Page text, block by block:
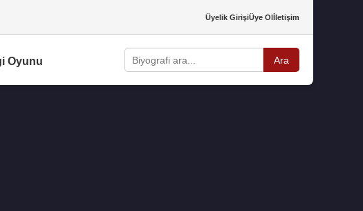
Üyelik GirişiÜye Olİletişim
Oyunu Ara